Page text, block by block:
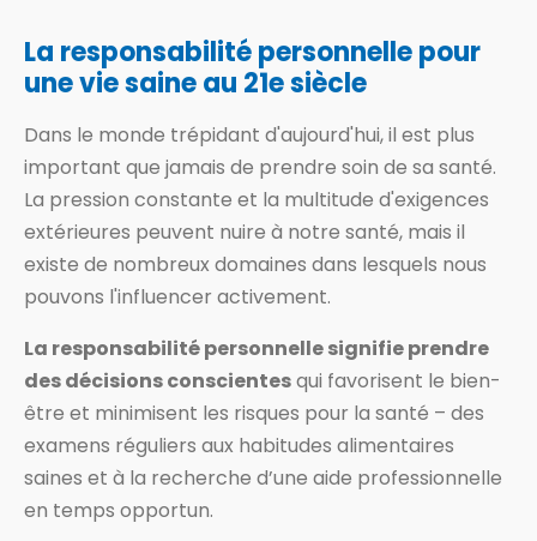
La responsabilité personnelle pour
une vie saine au 21e siècle
Dans le monde trépidant d'aujourd'hui, il est plus
important que jamais de prendre soin de sa santé.
La pression constante et la multitude d'exigences
extérieures peuvent nuire à notre santé, mais il
existe de nombreux domaines dans lesquels nous
pouvons l'influencer activement.
La responsabilité personnelle signifie prendre
des décisions conscientesqui favorisent le bien-
être et minimisent les risques pour la santé – des
examens réguliers aux habitudes alimentaires
saines et à la recherche d’une aide professionnelle
en temps opportun.